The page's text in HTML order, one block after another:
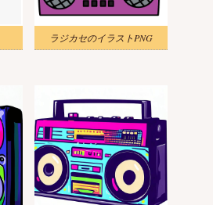
ラジカセのイラストPNG